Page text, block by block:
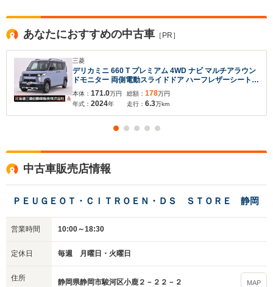
あなたにおすすめの中古車 ［PR］
三菱
デリカミニ 660 T プレミアム 4WD ナビ マルチアラウン
ドモニター 両側電動スライドドア ハーフレザーシート
ドライブレコーダー ETC ベンチシート レーンキープア
シスト
本体： 171.0万円
年式： 2024年
総額： 178万円
走行： 6.3万km
中古車販売店情報
ＰＥＵＧＥＯＴ・ＣＩＴＲＯＥＮ・ＤＳ ＳＴＯＲＥ 静岡
営業時間 10:00～18:30
定休日 毎週 月曜日・火曜日
住所 静岡県静岡市駿河区小鹿２－２２－２ MAP